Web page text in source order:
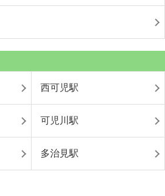
西可児駅
可児川駅
多治見駅